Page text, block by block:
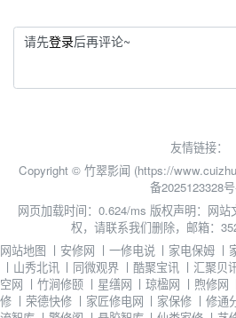
请先登录后再评论~
友情链接：
Copyright © 竹翠影闻 (https://
备2025123328
网页加载时间：0.624/ms 版权声明：网站
权，请联系我们删除，邮箱：
网站地图 丨 安修网 丨 一修电说 丨 家电保姆 丨
丨 山秀北讯 丨 同微观界 丨 酷聚宝讯 丨 汇聚贝
空网 丨 竹涧修颐 丨 星缮网 丨琼楹网 丨 煦修网
修 丨 荣德快修 丨 家匠修电网 丨 家保修 丨 修通